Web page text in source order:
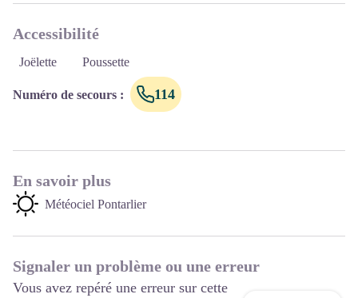
Accessibilité
Joëlette Poussette
Numéro de secours : 114
En savoir plus
Météociel Pontarlier
Signaler un problème ou une erreur
Vous avez repéré une erreur sur cette